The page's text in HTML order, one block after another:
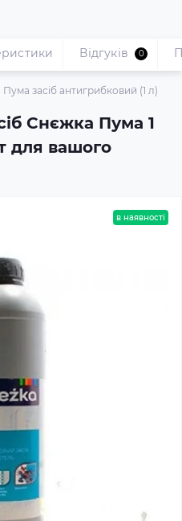
засіб антигрибковий (1 л)
Снєжка Пума 1
для вашого
Відгуків 0
в наявності